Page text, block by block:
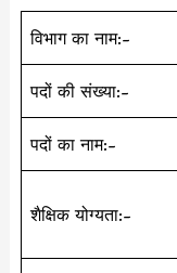
विभाग का नाम:-
पदों की संख्या:-
पदों का नाम:-
शैक्षिक योग्यता:-